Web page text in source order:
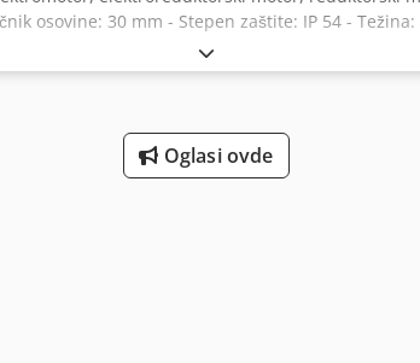
osovine: 30 mm - Stepen zaštite: IP 54 -
Oglasi ovde